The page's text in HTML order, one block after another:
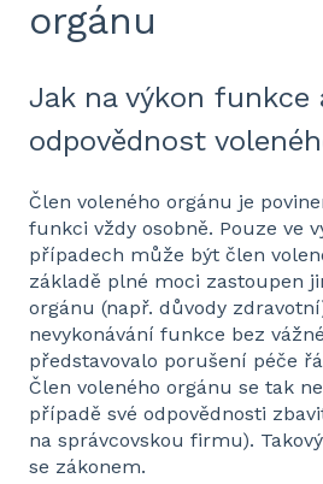
orgánu
Jak na výkon funkce
odpovědnost
Člen voleného orgánu je
funkci vždy osobně. Pouze ve
případech může být člen
základě plné moci zastoupen
orgánu (např. důvody
nevykonávání funkce bez
představovalo porušení péče
Člen voleného orgánu se tak
případě své odpovědnosti
na správcovskou firmu).
se zákonem.